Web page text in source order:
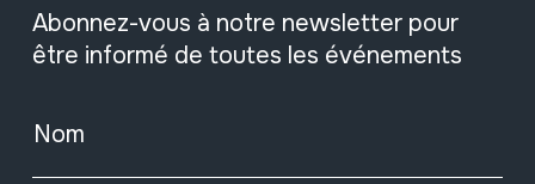
Abonnez-vous à notre newsletter pour
être informé de toutes les événements
Nom